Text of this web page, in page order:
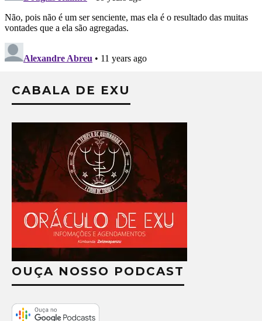
CABALA DE EXU
OUÇA NOSSO PODCAST